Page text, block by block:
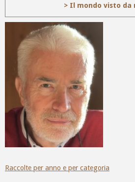
> Il mondo visto da
Raccolte per anno e per categoria